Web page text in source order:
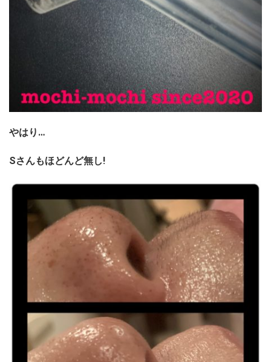
やはり…
Sさんもほどんど無し!